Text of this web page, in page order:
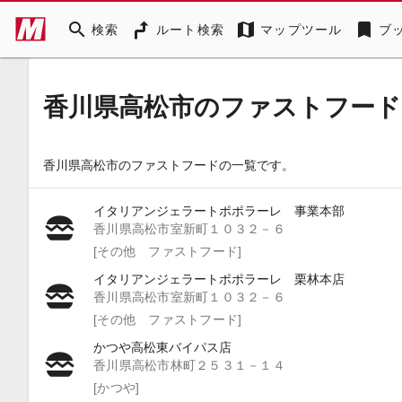
search 検索 ルート検索 map マップツール bookmark ブ
香川県高松市のファストフード
香川県高松市のファストフードの一覧です。
イタリアンジェラートポポラーレ 事業本部
香川県高松市室新町１０３２－６
[その他 ファストフード]
イタリアンジェラートポポラーレ 栗林本店
香川県高松市室新町１０３２－６
[その他 ファストフード]
かつや高松東バイパス店
香川県高松市林町２５３１－１４
[かつや]